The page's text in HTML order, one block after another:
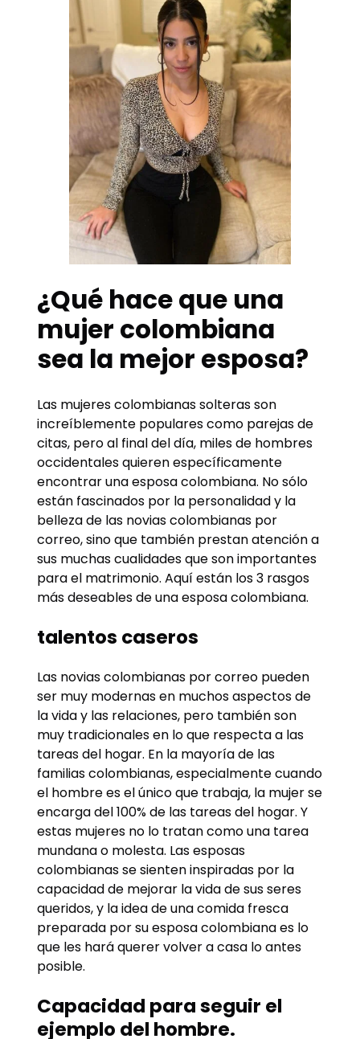
¿Qué hace que una
mujer colombiana
sea la mejor esposa?
Las mujeres colombianas solteras son
increíblemente populares como parejas de
citas, pero al final del día, miles de hombres
occidentales quieren específicamente
encontrar una esposa colombiana. No sólo
están fascinados por la personalidad y la
belleza de las novias colombianas por
correo, sino que también prestan atención a
sus muchas cualidades que son importantes
para el matrimonio. Aquí están los 3 rasgos
más deseables de una esposa colombiana.
talentos caseros
Las novias colombianas por correo pueden
ser muy modernas en muchos aspectos de
la vida y las relaciones, pero también son
muy tradicionales en lo que respecta a las
tareas del hogar. En la mayoría de las
familias colombianas, especialmente cuando
el hombre es el único que trabaja, la mujer se
encarga del 100% de las tareas del hogar. Y
estas mujeres no lo tratan como una tarea
mundana o molesta. Las esposas
colombianas se sienten inspiradas por la
capacidad de mejorar la vida de sus seres
queridos, y la idea de una comida fresca
preparada por su esposa colombiana es lo
que les hará querer volver a casa lo antes
posible.
Capacidad para seguir el
ejemplo del hombre.